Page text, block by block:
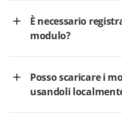
È necessario
modulo?
Posso scaricare i
usandoli